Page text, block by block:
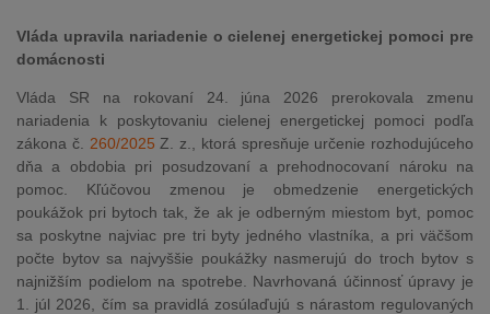
Vláda upravila nariadenie o cielenej energetickej pomoci pre
domácnosti
Vláda SR na rokovaní 24. júna 2026 prerokovala zmenu
nariadenia k poskytovaniu cielenej energetickej pomoci podľa
zákona č. 260/2025 Z. z., ktorá spresňuje určenie rozhodujúceho
dňa a obdobia pri posudzovaní a prehodnocovaní nároku na
pomoc. Kľúčovou zmenou je obmedzenie energetických
poukážok pri bytoch tak, že ak je odberným miestom byt, pomoc
sa poskytne najviac pre tri byty jedného vlastníka, a pri väčšom
počte bytov sa najvyššie poukážky nasmerujú do troch bytov s
najnižším podielom na spotrebe. Navrhovaná účinnosť úpravy je
1. júl 2026, čím sa pravidlá zosúlaďujú s nárastom regulovaných